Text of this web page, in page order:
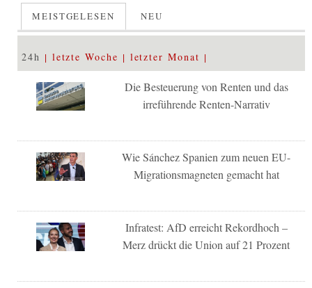
MEISTGELESEN NEU
24h letzte Woche letzter Monat
Die Besteuerung von Renten und das
irreführende Renten-Narrativ
Wie Sánchez Spanien zum neuen EU-
Migrationsmagneten gemacht hat
Infratest: AfD erreicht Rekordhoch –
Merz drückt die Union auf 21 Prozent